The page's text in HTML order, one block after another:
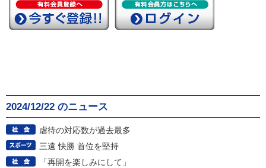
2024/12/22 のニュース
虐待の対応数が過去最多
三遠 快勝 首位を堅持
「再開を楽しみにして」